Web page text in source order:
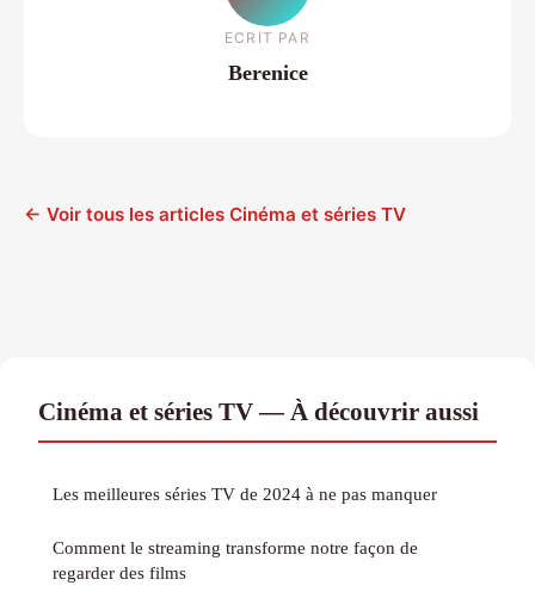
ECRIT PAR
Berenice
← Voir tous les articles Cinéma et séries TV
Cinéma et séries TV — À découvrir aussi
Les meilleures séries TV de 2024 à ne pas manquer
Comment le streaming transforme notre façon de
regarder des films